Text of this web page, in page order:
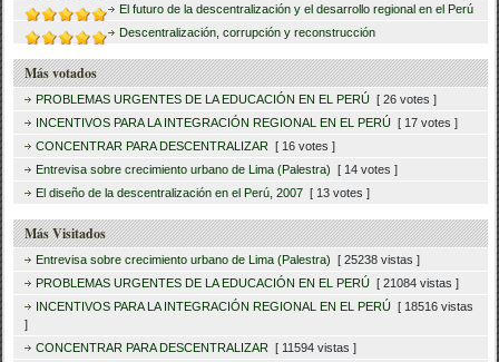
El futuro de la descentralización y el desarrollo regional en el Perú
Descentralización, corrupción y reconstrucción
Más votados
PROBLEMAS URGENTES DE LA EDUCACIÓN EN EL PERÚ [ 26 votes ]
INCENTIVOS PARA LA INTEGRACIÓN REGIONAL EN EL PERÚ [ 17 votes ]
CONCENTRAR PARA DESCENTRALIZAR [ 16 votes ]
Entrevisa sobre crecimiento urbano de Lima (Palestra) [ 14 votes ]
El diseño de la descentralización en el Perú, 2007 [ 13 votes ]
Más Visitados
Entrevisa sobre crecimiento urbano de Lima (Palestra) [ 25238 vistas ]
PROBLEMAS URGENTES DE LA EDUCACIÓN EN EL PERÚ [ 21084 vistas ]
INCENTIVOS PARA LA INTEGRACIÓN REGIONAL EN EL PERÚ [ 18516 vistas
]
CONCENTRAR PARA DESCENTRALIZAR [ 11594 vistas ]